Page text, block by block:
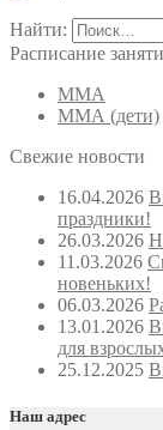
Найти:
Расписание
ММА
ММА (дети)
Свежие новости
16.04.2026
праздники!
26.03.2026
11.03.2026
новеньких!
06.03.2026
13.01.2026
для
25.12.2025
Наш адрес